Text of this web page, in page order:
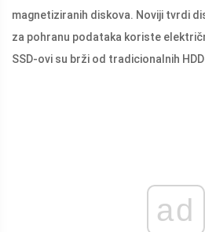
magnetiziranih diskova. Noviji tvrdi
za pohranu podataka koriste
SSD-ovi su brži od tradicionalnih
ad